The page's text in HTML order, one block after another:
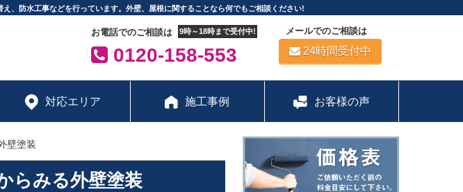
、防水工事などを行っています。外壁、屋根に関することなら何でもご相談ください!
お電話でのご相談は 9時～18時まで受付中!
0120-158-553
メールでのご相談は
24時間受付中
対応エリア 施工事例 お客様の声
壁塗装
らみる外壁塗装